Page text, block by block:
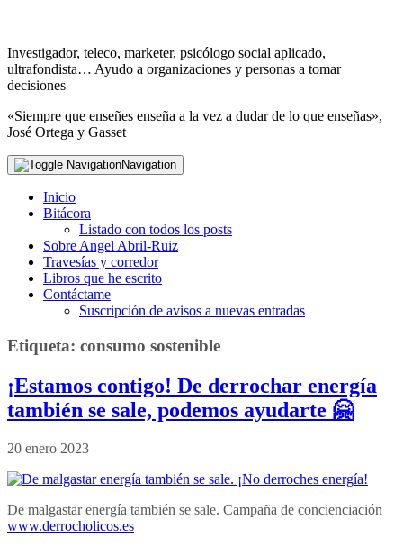
Investigador, teleco, marketer, psicólogo social aplicado,
ultrafondista… Ayudo a organizaciones y personas a tomar
decisiones
«Siempre que enseñes enseña a la vez a dudar de lo que enseñas»,
José Ortega y Gasset
Navigation
Inicio
Bitácora
Listado con todos los posts
Sobre Angel Abril-Ruiz
Travesías y corredor
Libros que he escrito
Contáctame
Suscripción de avisos a nuevas entradas
Etiqueta: consumo sostenible
¡Estamos contigo! De derrochar energía
también se sale, podemos ayudarte 🤗
20 enero 2023
De malgastar energía también se sale. Campaña de concienciación
www.derrocholicos.es